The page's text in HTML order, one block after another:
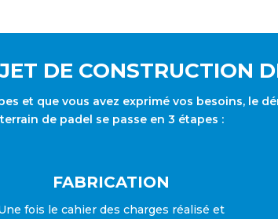
DE CONSTRUCTION
et que vous avez exprimé vos besoins, le
terrain de padel se passe en 3 étapes :
FABRICATION
fois le cahier des charges réalisé et